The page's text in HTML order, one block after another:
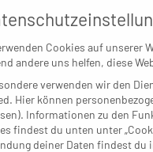
Stück weit über die
zähen Spiel
Atem. In der
zwei bleibt es lange
Weiden mit nun
Wochenende
Auftaktsiegen und der
Cookies auf unserer
andere uns helfen, diese
verwenden wir den
Hier können
Informationen zu den
findest du unten unter
deiner Daten findest du